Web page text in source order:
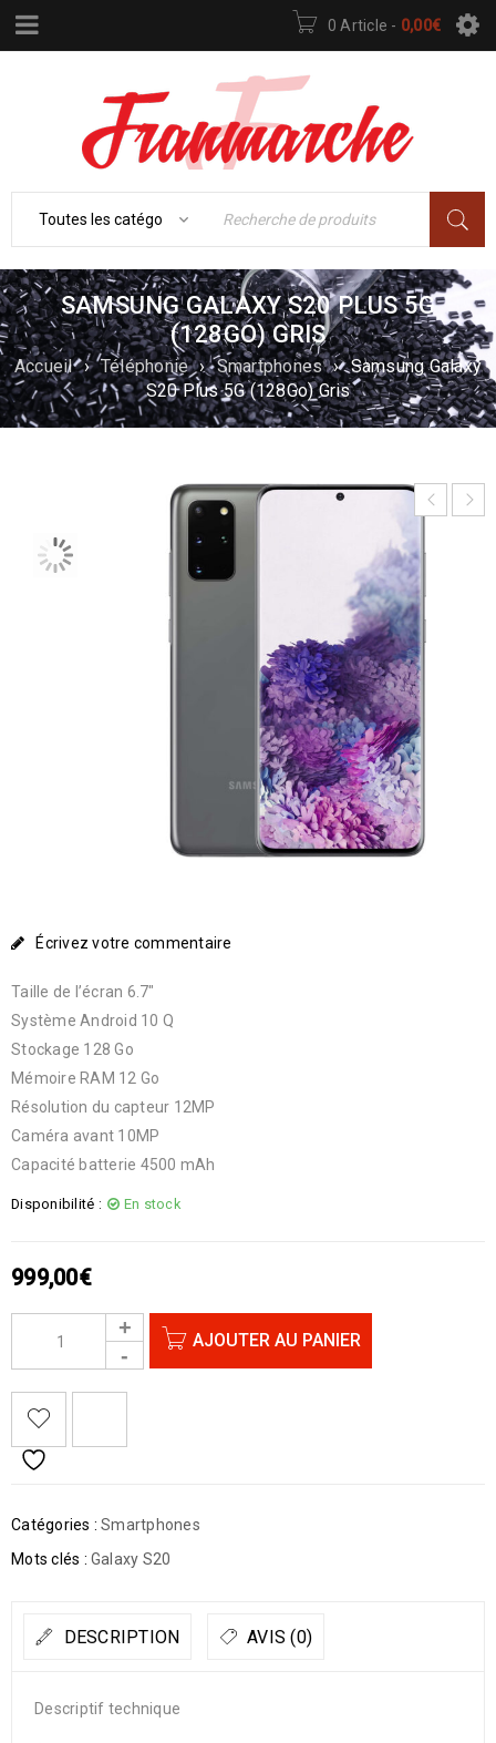
0 Article - 0,00€
SAMSUNG GALAXY S20 PLUS 5G
(128GO) GRIS
Accueil › Téléphonie › Smartphones › Samsung Galaxy
S20 Plus 5G (128Go) Gris
Écrivez votre commentaire
Taille de l’écran 6.7″
Système Android 10 Q
Stockage 128 Go
Mémoire RAM 12 Go
Résolution du capteur 12MP
Caméra avant 10MP
Capacité batterie 4500 mAh
Disponibilité : En stock
999,00€
AJOUTER AU PANIER
Catégories : Smartphones
Mots clés : Galaxy S20
DESCRIPTION AVIS (0)
Descriptif technique